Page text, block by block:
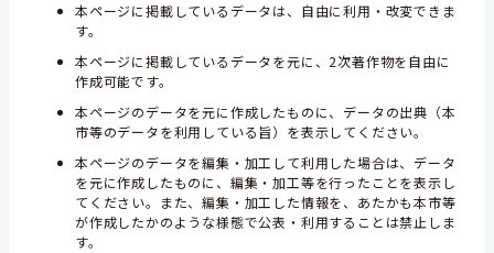
本ページに掲載しているデータは、自由に利用・改変できま
す。
本ページに掲載しているデータを元に、2次著作物を自由に
作成可能です。
本ページのデータを元に作成したものに、データの出典（本
市等のデータを利用している旨）を表示してください。
本ページのデータを編集・加工して利用した場合は、データ
を元に作成したものに、編集・加工等を行ったことを表示し
てください。また、編集・加工した情報を、あたかも本市等
が作成したかのような様態で公表・利用することは禁止しま
す。